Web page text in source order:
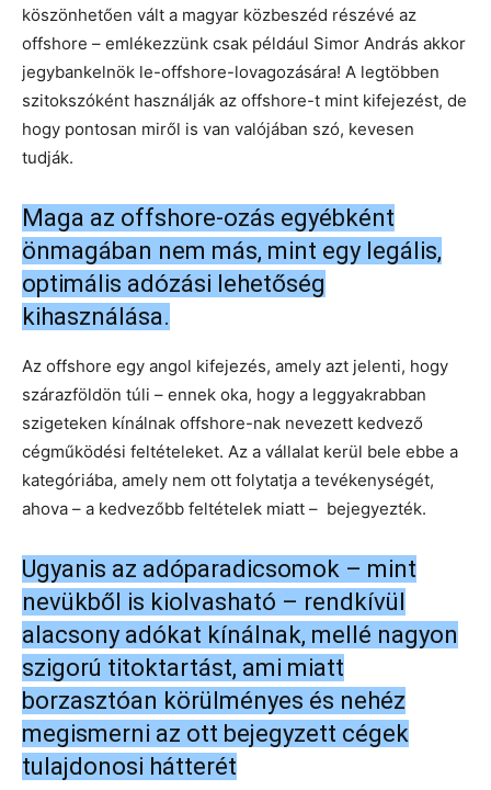
köszönhetően vált a magyar közbeszéd részévé az
offshore – emlékezzünk csak például Simor András akkor
jegybankelnök le-offshore-lovagozására! A legtöbben
szitokszóként használják az offshore-t mint kifejezést, de
hogy pontosan miről is van valójában szó, kevesen
tudják.
Maga az offshore-ozás egyébként
önmagában nem más, mint egy legális,
optimális adózási lehetőség
kihasználása.
Az offshore egy angol kifejezés, amely azt jelenti, hogy
szárazföldön túli – ennek oka, hogy a leggyakrabban
szigeteken kínálnak offshore-nak nevezett kedvező
cégműködési feltételeket. Az a vállalat kerül bele ebbe a
kategóriába, amely nem ott folytatja a tevékenységét,
ahova – a kedvezőbb feltételek miatt – bejegyezték.
Ugyanis az adóparadicsomok – mint
nevükből is kiolvasható – rendkívül
alacsony adókat kínálnak, mellé nagyon
szigorú titoktartást, ami miatt
borzasztóan körülményes és nehéz
megismerni az ott bejegyzett cégek
tulajdonosi hátterét